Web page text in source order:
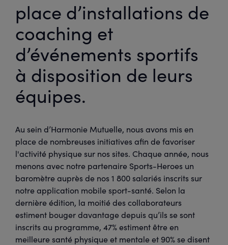
place d’installations de
coaching et
d’événements sportifs
à disposition de leurs
équipes.
Au sein d’Harmonie Mutuelle, nous avons mis en
place de nombreuses initiatives afin de favoriser
l'activité physique sur nos sites. Chaque année, nous
menons avec notre partenaire Sports-Heroes un
baromètre auprès de nos 1 800 salariés inscrits sur
notre application mobile sport-santé. Selon la
dernière édition, la moitié des collaborateurs
estiment bouger davantage depuis qu’ils se sont
inscrits au programme, 47% estiment être en
meilleure santé physique et mentale et 90% se disent